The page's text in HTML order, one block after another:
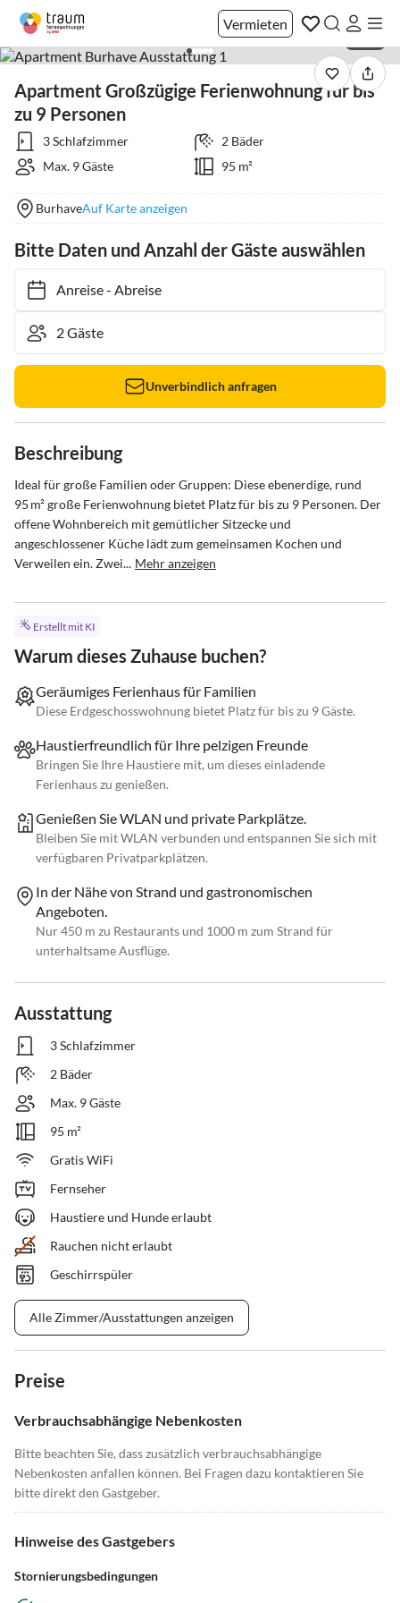
Vermieten
Apartment Großzügige Ferienwohnung für bis
zu 9 Personen
3 Schlafzimmer
2 Bäder
Max. 9 Gäste
95 m²
BurhaveAuf Karte anzeigen
Bitte Daten und Anzahl der Gäste auswählen
Anreise- Abreise
Unverbindlich anfragen
Beschreibung
Ideal für große Familien oder Gruppen: Diese ebenerdige, rund
95 m² große Ferienwohnung bietet Platz für bis zu 9 Personen. Der
offene Wohnbereich mit gemütlicher Sitzecke und
angeschlossener Küche lädt zum gemeinsamen Kochen und
Verweilen ein. Zwei... Mehr anzeigen
Erstellt mit KI
Warum dieses Zuhause buchen?
Geräumiges Ferienhaus für Familien
Diese Erdgeschosswohnung bietet Platz für bis zu 9 Gäste.
Haustierfreundlich für Ihre pelzigen Freunde
Bringen Sie Ihre Haustiere mit, um dieses einladende
Ferienhaus zu genießen.
Genießen Sie WLAN und private Parkplätze.
Bleiben Sie mit WLAN verbunden und entspannen Sie sich mit
verfügbaren Privatparkplätzen.
In der Nähe von Strand und gastronomischen
Angeboten.
Nur 450 m zu Restaurants und 1000 m zum Strand für
unterhaltsame Ausflüge.
Ausstattung
3 Schlafzimmer
2 Bäder
Max. 9 Gäste
95 m²
Gratis WiFi
Fernseher
Haustiere und Hunde erlaubt
Rauchen nicht erlaubt
Geschirrspüler
Alle Zimmer/Ausstattungen anzeigen
Preise
Verbrauchsabhängige Nebenkosten
Bitte beachten Sie, dass zusätzlich verbrauchsabhängige
Nebenkosten anfallen können. Bei Fragen dazu kontaktieren Sie
bitte direkt den Gastgeber.
Hinweise des Gastgebers
Stornierungsbedingungen